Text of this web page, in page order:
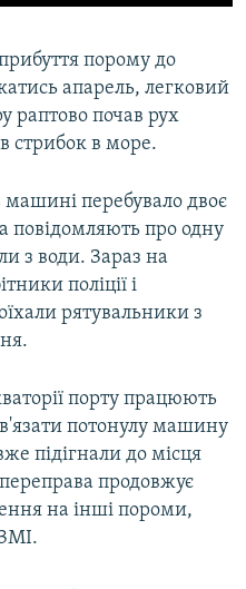
порому до
апарель, легковий
раптово почав рух
стрибок в море.
перебувало двоє
повідомляють про одну
з води. Зараз на
поліції і
рятувальники з
порту працюють
потонулу машину
підігнали до місця
продовжує
на інші пороми,